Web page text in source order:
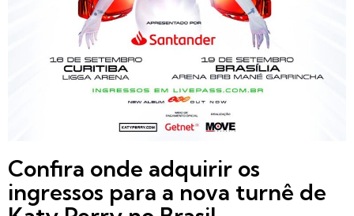
Confira onde adquirir os
ingressos para a nova turnê de